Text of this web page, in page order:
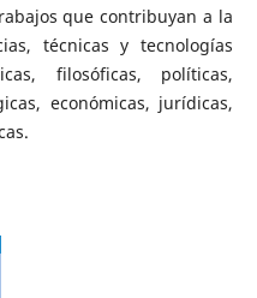
que contribuyan a la
técnicas y tecnologías
filosóficas, políticas,
económicas, jurídicas,